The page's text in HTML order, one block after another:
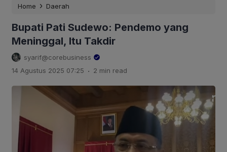
Home › Daerah
Bupati Pati Sudewo: Pendemo yang
Meninggal, Itu Takdir
syarif@corebusiness
14 Agustus 2025 07:25 . 2 min read